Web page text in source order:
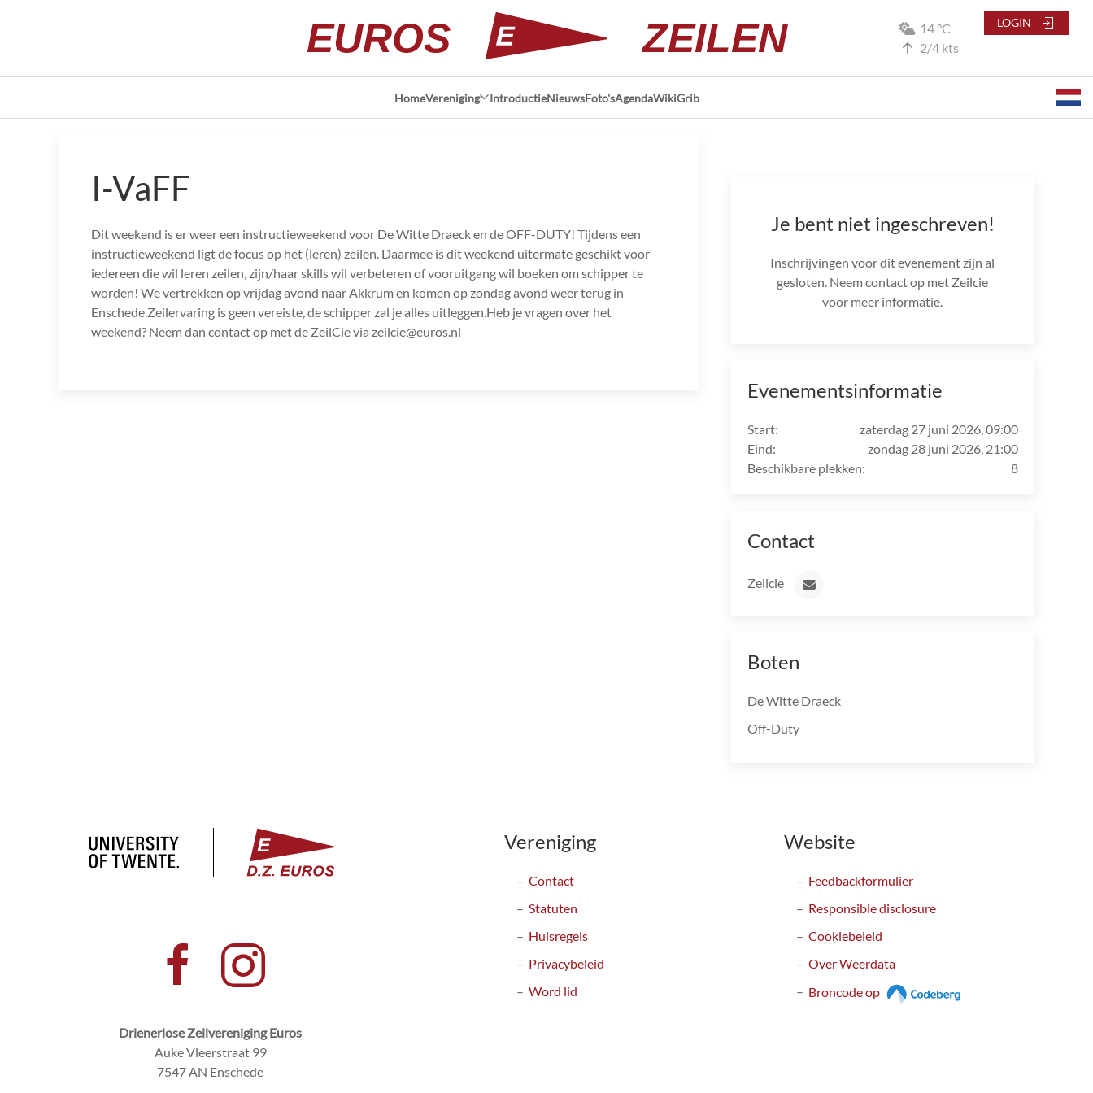
14 °C
2/4 kts
EUROS ZEILEN
HomeVereniging IntroductieNieuwsFoto'sAgendaWikiGrib
LOGIN
I-VaFF
Dit weekend is er weer een instructieweekend voor De Witte Draeck en de OFF-DUTY! Tijdens een
instructieweekend ligt de focus op het (leren) zeilen. Daarmee is dit weekend uitermate geschikt voor
iedereen die wil leren zeilen, zijn/haar skills wil verbeteren of vooruitgang wil boeken om schipper te
worden! We vertrekken op vrijdag avond naar Akkrum en komen op zondag avond weer terug in
Enschede.Zeilervaring is geen vereiste, de schipper zal je alles uitleggen.Heb je vragen over het
weekend? Neem dan contact op met de ZeilCie via zeilcie@euros.nl
Je bent niet ingeschreven!
Inschrijvingen voor dit evenement zijn al
gesloten. Neem contact op met Zeilcie
voor meer informatie.
Evenementsinformatie
Start:
zaterdag 27 juni 2026, 09:00
Eind:
zondag 28 juni 2026, 21:00
Beschikbare plekken:
8
Contact
Zeilcie
Boten
De Witte Draeck
Off-Duty
Drienerlose Zeilvereniging Euros
Auke Vleerstraat 99
7547 AN Enschede
Vereniging
Contact
Statuten
Huisregels
Privacybeleid
Word lid
Website
Feedbackformulier
Responsible disclosure
Cookiebeleid
Over Weerdata
Broncode op